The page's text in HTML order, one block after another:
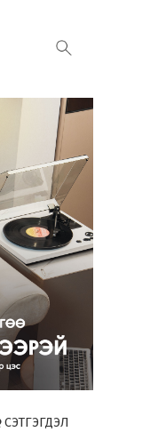
СЭТГЭГДЭЛ